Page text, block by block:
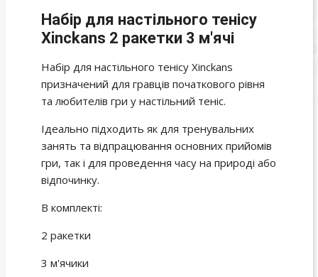
Набір для настільного тенісу
Xinckans 2 ракетки 3 м'ячі
Набір для настільного тенісу Xinckans
призначений для гравців початкового рівня
та любителів гри у настільний теніс.
Ідеально підходить як для тренувальних
занять та відпрацювання основних прийомів
гри, так і для проведення часу на природі або
відпочинку.
В комплекті:
2 ракетки
3 м'ячики